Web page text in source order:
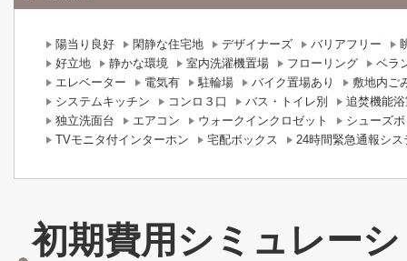
陽当り良好 閑静な住宅地 デザイナーズ バリアフリー
好立地
静かな環境 室内洗濯機置場 フローリング
ベラ
エレベーター
電気有 駐輪場 バイク置場あり
敷地内ご
システムキッチン
コンロ３口 バス・トイレ別
追焚機能
独立洗面台
エアコン ウォークインクロゼット
シューズ
TVモニタ付インターホン
宅配ボックス 24時間緊急通報シス
初期費用シミュレー